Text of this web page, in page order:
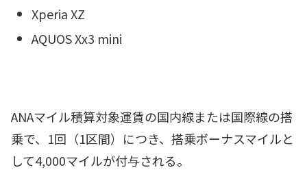
Xperia XZ
AQUOS Xx3 mini
ANAマイル積算対象運賃の国内線または国際線の搭
乗で、1回（1区間）につき、搭乗ボーナスマイルと
して4,000マイルが付与される。